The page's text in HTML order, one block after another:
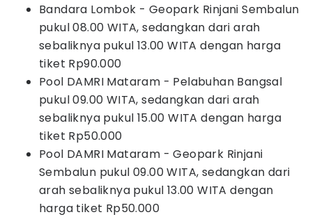
Bandara Lombok - Geopark Rinjani Sembalun
pukul 08.00 WITA, sedangkan dari arah
sebaliknya pukul 13.00 WITA dengan harga
tiket Rp90.000
Pool DAMRI Mataram - Pelabuhan Bangsal
pukul 09.00 WITA, sedangkan dari arah
sebaliknya pukul 15.00 WITA dengan harga
tiket Rp50.000
Pool DAMRI Mataram - Geopark Rinjani
Sembalun pukul 09.00 WITA, sedangkan dari
arah sebaliknya pukul 13.00 WITA dengan
harga tiket Rp50.000